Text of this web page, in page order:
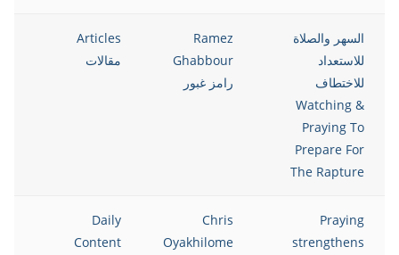
السهر والصلاة
للاستعداد
للاختطاف
Watching &
Praying To
Prepare For
The Rapture
Ramez
Ghabbour
رامز غبور
Articles
مقالات
Praying
strengthens
Chris
Oyakhilome
Daily
Content